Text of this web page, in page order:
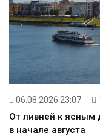
06.08.2026 23:07
От ливней к ясным
в начале августа